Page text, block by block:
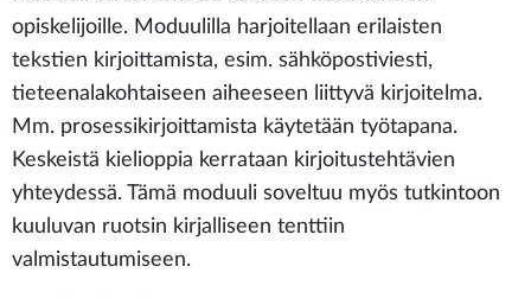
opiskelijoille. Moduulilla harjoitellaan erilaisten
tekstien kirjoittamista, esim. sähköpostiviesti,
tieteenalakohtaiseen aiheeseen liittyvä kirjoitelma.
Mm. prosessikirjoittamista käytetään työtapana.
Keskeistä kielioppia kerrataan kirjoitustehtävien
yhteydessä. Tämä moduuli soveltuu myös tutkintoon
kuuluvan ruotsin kirjalliseen tenttiin
valmistautumiseen.